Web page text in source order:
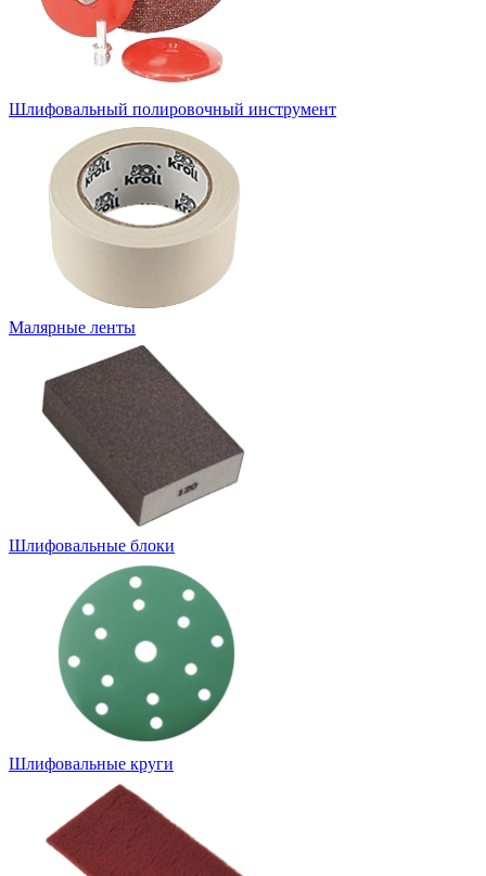
Шлифовальный полировочный инструмент
Малярные ленты
Шлифовальные блоки
Шлифовальные круги